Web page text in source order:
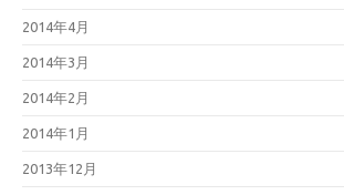
2014年4月
2014年3月
2014年2月
2014年1月
2013年12月